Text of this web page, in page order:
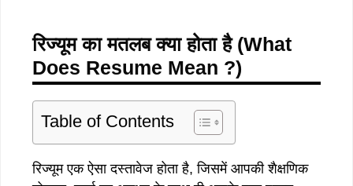
रिज्यूम का मतलब क्या होता है (What
Does Resume Mean ?)
Table of Contents
रिज्यूम एक ऐसा दस्तावेज होता है, जिसमें आपकी शैक्षणिक